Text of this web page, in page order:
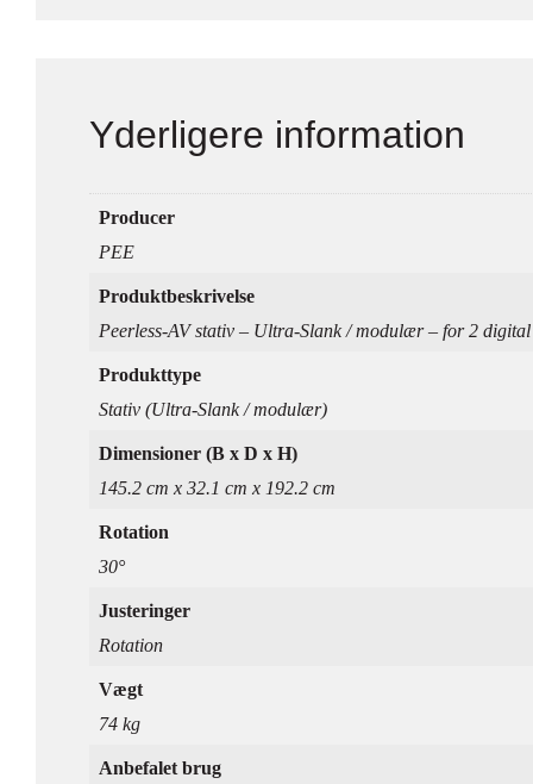
Yderligere information
Producer
PEE
Produktbeskrivelse
Peerless-AV stativ – Ultra-Slank / modulær – for 2
Produkttype
Stativ (Ultra-Slank / modulær)
Dimensioner (B x D x H)
145.2 cm x 32.1 cm x 192.2 cm
Rotation
30°
Justeringer
Rotation
Vægt
74 kg
Anbefalet brug